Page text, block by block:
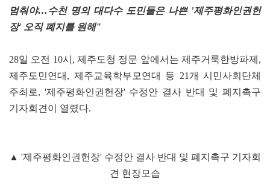
멈춰야…수천 명의 대다수 도민들은 나쁜 '제주평화인권헌
장' 오직 폐지를 원해"
28일 오전 10시, 제주도청 정문 앞에서는 제주거룩한방파제,
제주도민연대, 제주교육학부모연대 등 21개 시민사회단체
주최로, '제주평화인권헌장' 수정안 결사 반대 및 폐지촉구
기자회견이 열렸다.
▲ '제주평화인권헌장' 수정안 결사 반대 및 폐지촉구 기자회
견 현장모습